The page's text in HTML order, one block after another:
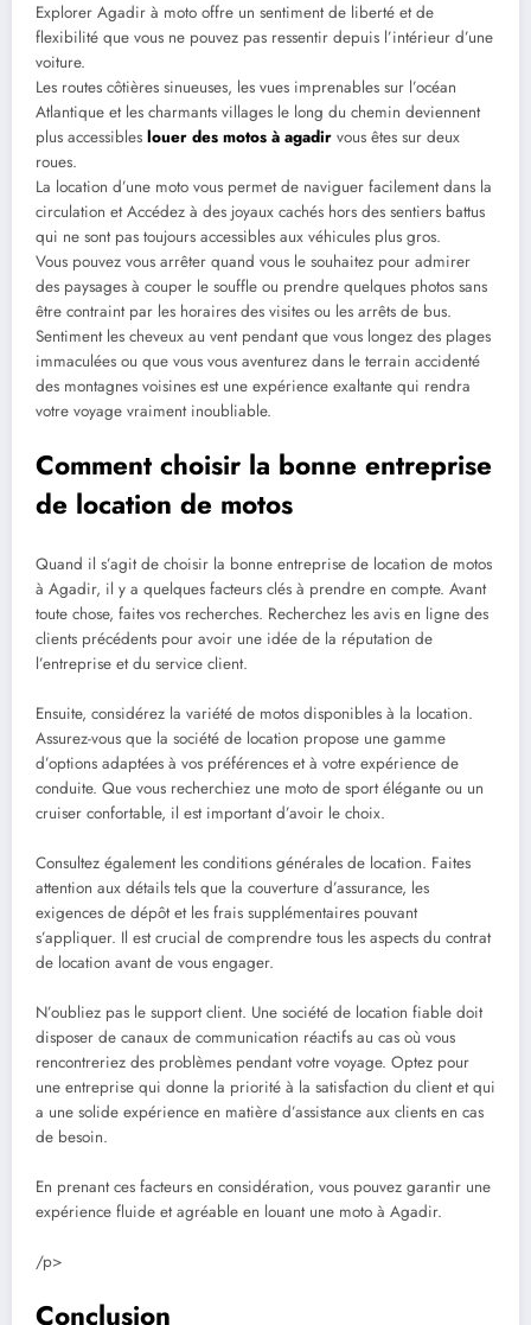
Explorer Agadir à moto offre un sentiment de liberté et de
flexibilité que vous ne pouvez pas ressentir depuis l’intérieur d’une
voiture.
Les routes côtières sinueuses, les vues imprenables sur l’océan
Atlantique et les charmants villages le long du chemin deviennent
plus accessibles louer des motos à agadir vous êtes sur deux
roues.
La location d’une moto vous permet de naviguer facilement dans la
circulation et Accédez à des joyaux cachés hors des sentiers battus
qui ne sont pas toujours accessibles aux véhicules plus gros.
Vous pouvez vous arrêter quand vous le souhaitez pour admirer
des paysages à couper le souffle ou prendre quelques photos sans
être contraint par les horaires des visites ou les arrêts de bus.
Sentiment les cheveux au vent pendant que vous longez des plages
immaculées ou que vous vous aventurez dans le terrain accidenté
des montagnes voisines est une expérience exaltante qui rendra
votre voyage vraiment inoubliable.
Comment choisir la bonne entreprise
de location de motos
Quand il s’agit de choisir la bonne entreprise de location de motos
à Agadir, il y a quelques facteurs clés à prendre en compte. Avant
toute chose, faites vos recherches. Recherchez les avis en ligne des
clients précédents pour avoir une idée de la réputation de
l’entreprise et du service client.
Ensuite, considérez la variété de motos disponibles à la location.
Assurez-vous que la société de location propose une gamme
d’options adaptées à vos préférences et à votre expérience de
conduite. Que vous recherchiez une moto de sport élégante ou un
cruiser confortable, il est important d’avoir le choix.
Consultez également les conditions générales de location. Faites
attention aux détails tels que la couverture d’assurance, les
exigences de dépôt et les frais supplémentaires pouvant
s’appliquer. Il est crucial de comprendre tous les aspects du contrat
de location avant de vous engager.
N’oubliez pas le support client. Une société de location fiable doit
disposer de canaux de communication réactifs au cas où vous
rencontreriez des problèmes pendant votre voyage. Optez pour
une entreprise qui donne la priorité à la satisfaction du client et qui
a une solide expérience en matière d’assistance aux clients en cas
de besoin.
En prenant ces facteurs en considération, vous pouvez garantir une
expérience fluide et agréable en louant une moto à Agadir.
/p>
Conclusion